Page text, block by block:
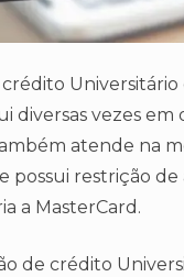
Universitário
diversas vezes em
atende na
possui restrição de
a MasterCard.
de crédito